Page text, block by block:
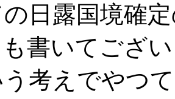
日露国境確
書いてござ
考えでやつ